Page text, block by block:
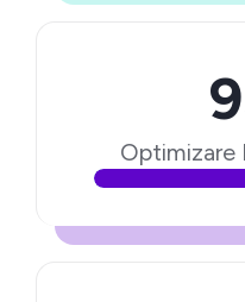
Optimizare